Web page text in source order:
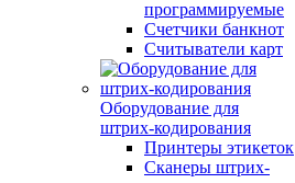
программируемые
Счетчики банкнот
Считыватели карт
Оборудование для
штрих-кодирования
Принтеры этикеток
Сканеры штрих-